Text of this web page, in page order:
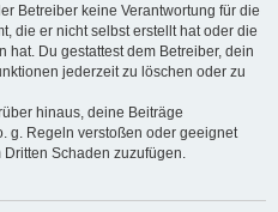
Betreiber keine Verantwortung für die
die er nicht selbst erstellt hat oder die
hat. Du gestattest dem Betreiber, dein
jederzeit zu löschen oder zu
hinaus, deine Beiträge
g. Regeln verstoßen oder geeignet
Schaden zuzufügen.